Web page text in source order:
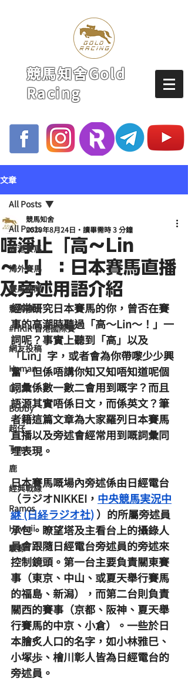
競馬知舍Gold
Racing
文章
All Posts
香港賽馬
海外賽馬
賽馬新聞
競馬磚提
#HKIR 香港國際賽
網友投稿
Homan
Dylan
Bobby
超仔
Tony
鹿
經典戰線
Ramos
Hawaii
駿源
All Posts
唔淨止「高～Lin
～！」：日本賽馬直播
及旁述用語介紹
競馬知舍
2020年8月24日
讀畢需時 3 分鐘
經常研究日本賽馬的你，曾否在賽
事的高潮時聽過「高～Lin～！」一
詞呢？事實上聽到「高」以及
「Lin」字，或者會為你帶嚟少少興
奮，但係唔講你知又知唔知道呢個
詞彙係數一數二會用到嘅字？而且
語源其實唔係日文，而係英文？筆
者籍這篇文章為大家羅列日本賽馬
直播以及旁述會經常用到嘅詞彙同
埋表現。
日本賽馬嘅場內旁述係由日經電台
（ラジオNIKKEI， 中央競馬実況中
継 (日経ラジオ社) ）的所屬旁述員
承包。瞭望塔及主看台上的攝錄人
員會跟隨日經電台旁述員的旁述來
控制鏡頭。第一台主要負責關東賽
事（東京、中山、或夏天舉行賽馬
的福島、新潟），而第二台則負責
關西的賽事（京都、阪神、夏天舉
行賽馬的中京、小倉）。一些於日
本膾炙人口的名字，如小林雅巳、
小塚歩、檜川彰人皆為日經電台的
旁述員。